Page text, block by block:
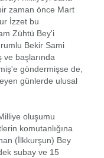
zaman önce Mart
İzzet bu
Zühtü Bey'i
Bekir Sami
ve başlarında
göndermişse de,
günlerde ulusal
oluşumu
komutanlığına
(İlkkurşun) Bey
subay ve 15